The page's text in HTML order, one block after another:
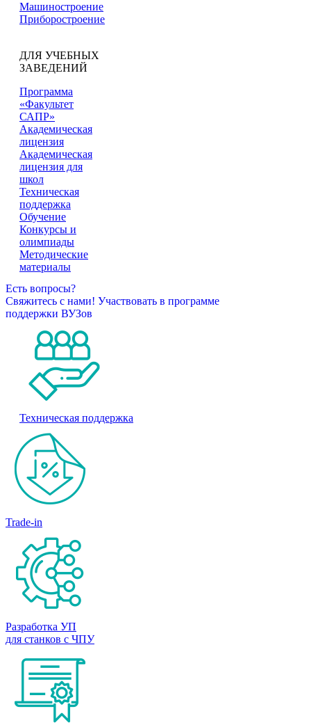
Машиностроение
Приборостроение
ДЛЯ УЧЕБНЫХ
ЗАВЕДЕНИЙ
Программа
«Факультет
САПР»
Академическая
лицензия
Академическая
лицензия для
школ
Техническая
поддержка
Обучение
Конкурсы и
олимпиады
Методические
материалы
Есть вопросы?
Свяжитесь с нами! Участвовать в программе
поддержки ВУЗов
Техническая поддержка
Trade-in
Разработка УП
для станков с ЧПУ